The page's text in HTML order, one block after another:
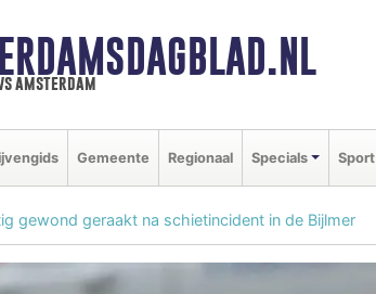
amsterdam
Gemeente Regionaal Specials Sport
gewond geraakt na schietincident in de Bijlmer